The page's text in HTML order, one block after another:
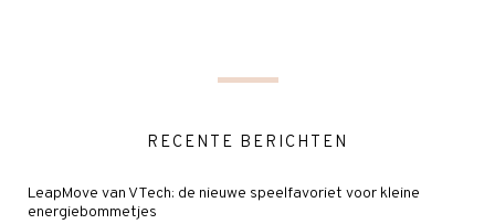
RECENTE BERICHTEN
LeapMove van VTech: de nieuwe speelfavoriet voor kleine
energiebommetjes